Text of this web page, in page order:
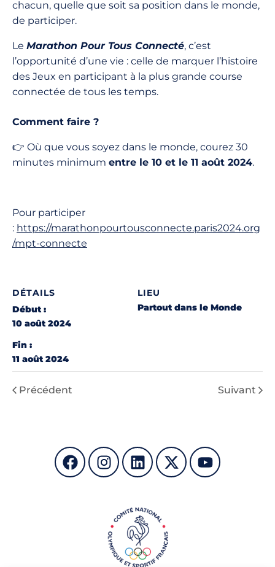
chacun, quelle que soit sa position dans le monde,
de participer.
Le Marathon Pour Tous Connecté, c’est
l’opportunité d’une vie : celle de marquer l’histoire
des Jeux en participant à la plus grande course
connectée de tous les temps.
Comment faire ?
👉 Où que vous soyez dans le monde, courez 30
minutes minimum entre le 10 et le 11 août 2024.
Pour participer
: https://marathonpourtousconnecte.paris2024.org
/mpt-connecte
DÉTAILS
Début :
10 août 2024
Fin :
11 août 2024
LIEU
Partout dans le Monde
Précédent Suivant